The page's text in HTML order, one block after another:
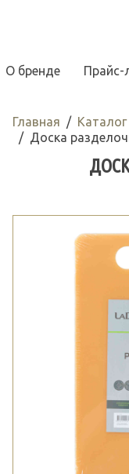
О бренде Прайс-
Главная Каталог
Доска